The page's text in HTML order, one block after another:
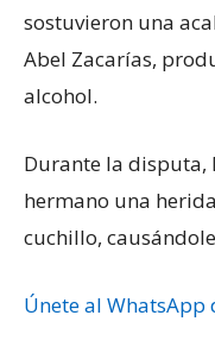
sostuvieron una
Abel Zacarías,
alcohol.
Durante la disputa,
hermano una
cuchillo,
Únete al WhatsApp